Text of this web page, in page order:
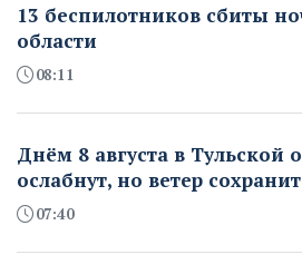
13 беспилотников сбиты
области
08:11
Днём 8 августа в Тульской
ослабнут, но ветер
07:40